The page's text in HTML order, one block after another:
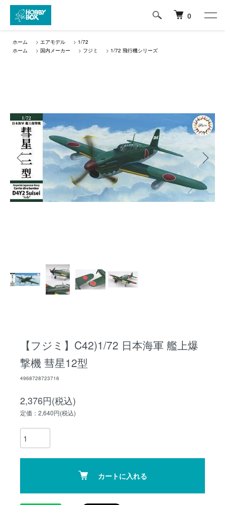
0
ホーム > エアモデル > 1/72
ホーム
> 国内メーカー > フジミ > 1/72 飛行機シリーズ
【フジミ】C42)1/72 日本海軍 艦上爆
撃機 彗星12型
4968728723716
2,376円(税込)
定価：2,640円(税込)
カートに入れる